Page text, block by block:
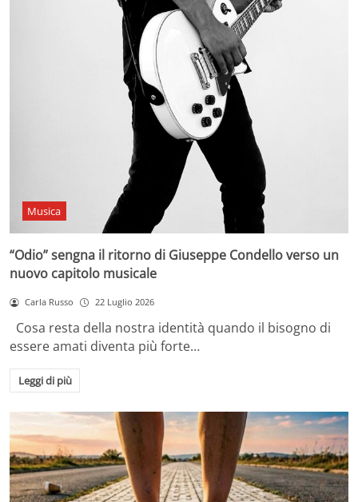
Musica
“Odio” sengna il ritorno di Giuseppe Condello verso un
nuovo capitolo musicale
Carla Russo 22 Luglio 2026
Cosa resta della nostra identità quando il bisogno di
essere amati diventa più forte…
Leggi di più